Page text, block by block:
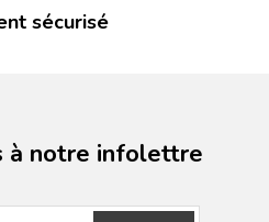
sécurisé
à notre infolettre